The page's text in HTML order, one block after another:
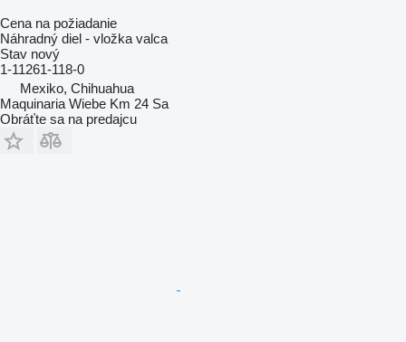
Cena na požiadanie
Náhradný diel - vložka valca
Stav nový
1-11261-118-0
Mexiko, Chihuahua
Maquinaria Wiebe Km 24 Sa
Obráťte sa na predajcu